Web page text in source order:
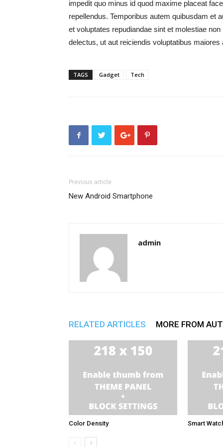
impedit quo minus id quod maxime placeat
repellendus. Temporibus autem quibusdam et
et voluptates repudiandae sint et molestiae
delectus, ut aut reiciendis voluptatibus
TAGS Gadget Tech
Previous article
New Android Smartphone
admin
RELATED ARTICLES MORE FROM
Color Density Smart